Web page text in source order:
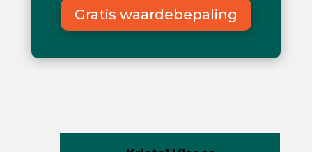
Gratis waardebepaling